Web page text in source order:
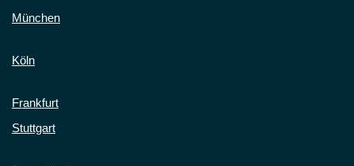
München
Köln
Frankfurt
Stuttgart